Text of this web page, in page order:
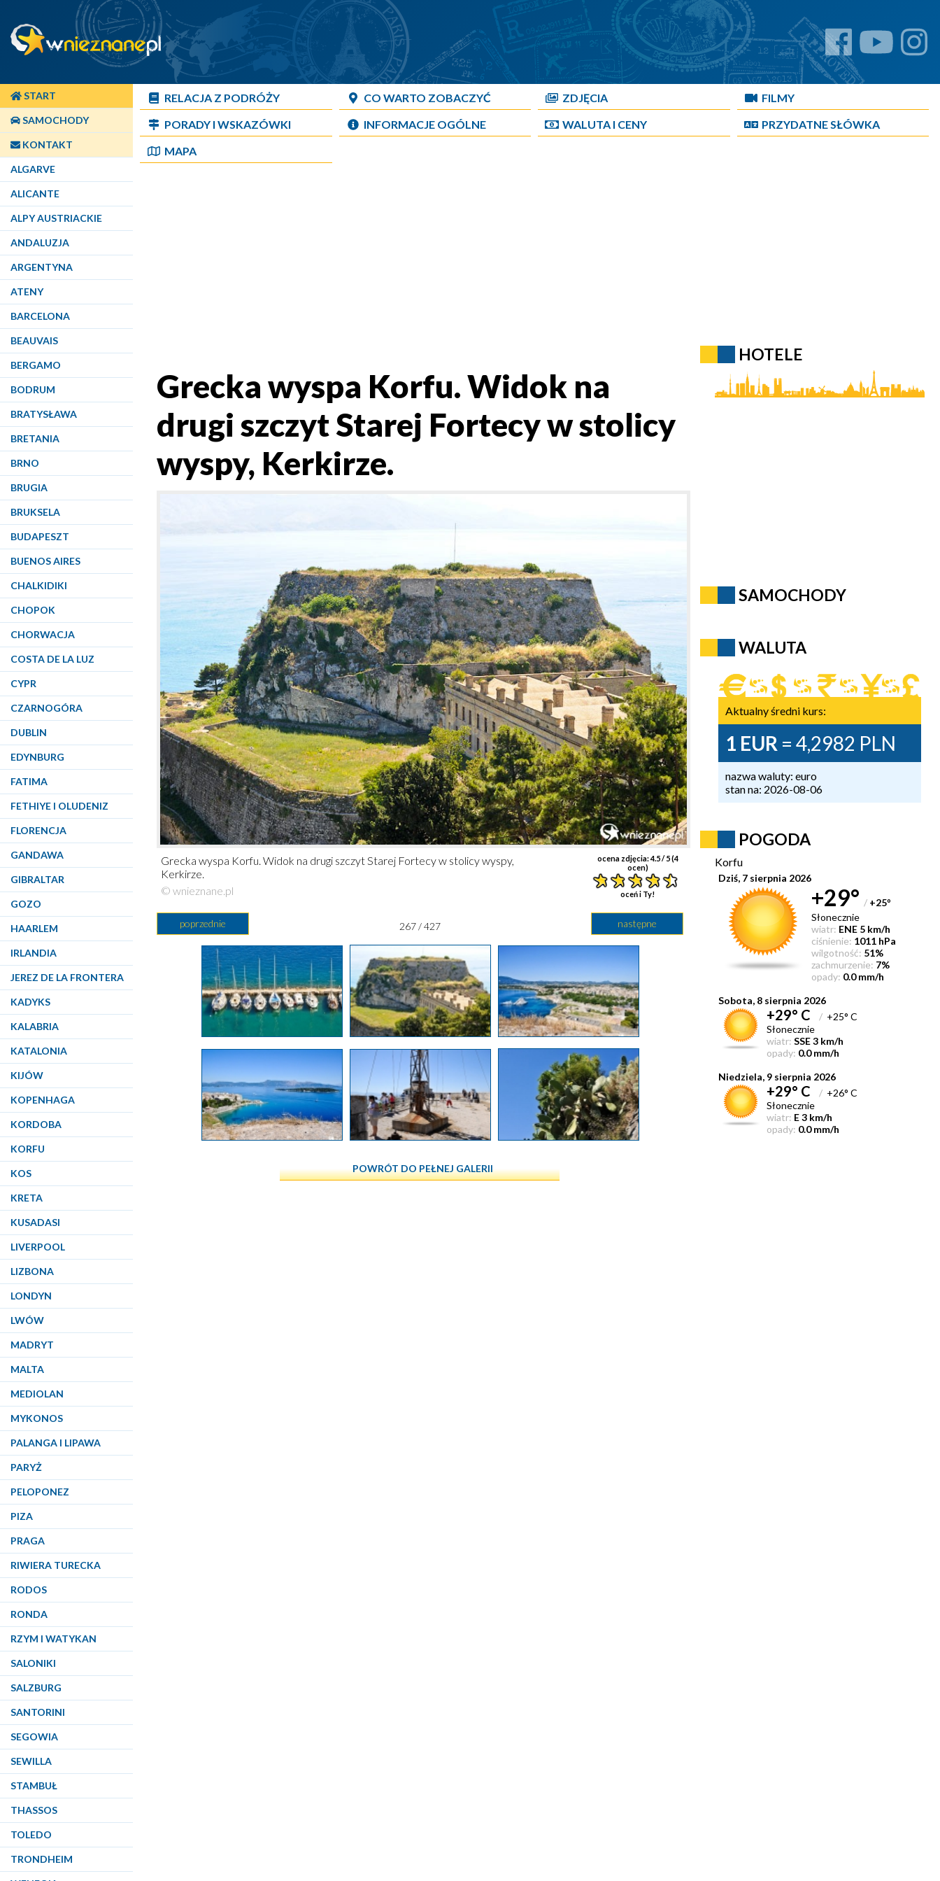
START
SAMOCHODY
KONTAKT
ALGARVE
ALICANTE
ALPY AUSTRIACKIE
ANDALUZJA
ARGENTYNA
ATENY
BARCELONA
BEAUVAIS
BERGAMO
BODRUM
BRATYSŁAWA
BRETANIA
BRNO
BRUGIA
BRUKSELA
BUDAPESZT
BUENOS AIRES
CHALKIDIKI
CHOPOK
CHORWACJA
COSTA DE LA LUZ
CYPR
CZARNOGÓRA
DUBLIN
EDYNBURG
FATIMA
FETHIYE I OLUDENIZ
FLORENCJA
GANDAWA
GIBRALTAR
GOZO
HAARLEM
IRLANDIA
JEREZ DE LA FRONTERA
KADYKS
KALABRIA
KATALONIA
KIJÓW
KOPENHAGA
KORDOBA
KORFU
KOS
KRETA
KUSADASI
LIVERPOOL
LIZBONA
LONDYN
LWÓW
MADRYT
MALTA
MEDIOLAN
MYKONOS
PALANGA I LIPAWA
PARYŻ
PELOPONEZ
PIZA
PRAGA
RIWIERA TURECKA
RODOS
RONDA
RZYM I WATYKAN
SALONIKI
SALZBURG
SANTORINI
SEGOWIA
SEWILLA
STAMBUŁ
THASSOS
TOLEDO
TRONDHEIM
RELACJA Z PODRÓŻY CO WARTO ZOBACZYĆ ZDJĘCIA
FILMY
PORADY I WSKAZÓWKI
INFORMACJE OGÓLNE WALUTA I CENY
PRZYDATNE SŁÓWKA
MAPA
Grecka wyspa Korfu. Widok na
drugi szczyt Starej Fortecy w stolicy
wyspy, Kerkirze.
ocena zdjęcia:4.5/ 5 (4
ocen)
oceń i Ty!
Grecka wyspa Korfu. Widok na drugi szczyt Starej Fortecy w stolicy wyspy,
Kerkirze.
© wnieznane.pl
poprzednie następne
267 / 427
POWRÓT DO PEŁNEJ GALERII
HOTELE
SAMOCHODY
WALUTA
Aktualny średni kurs:
1 EUR = 4,2982 PLN
nazwa waluty: euro
stan na: 2026-08-06
POGODA
Korfu
Dziś, 7 sierpnia 2026
+29° / +25°
Słonecznie
wiatr: ENE 5 km/h
ciśnienie: 1011 hPa
wilgotność: 51%
zachmurzenie: 7%
opady: 0.0 mm/h
Sobota, 8 sierpnia 2026
+29° C / +25° C
Słonecznie
wiatr: SSE 3 km/h
opady: 0.0 mm/h
Niedziela, 9 sierpnia 2026
+29° C / +26° C
Słonecznie
wiatr: E 3 km/h
opady: 0.0 mm/h